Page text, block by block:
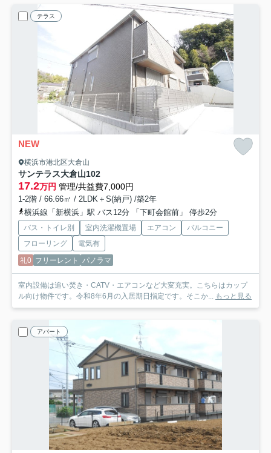
テラス
NEW
横浜市港北区大倉山
サンテラス大倉山102
17.2万円 管理/共益費7,000円
1-2階 / 66.66㎡ / 2LDK＋S(納戸) /築2年
横浜線「新横浜」駅 バス12分 「下町会館前」 停歩2分
バス・トイレ別 室内洗濯機置場 エアコン
バルコニー
フローリング
電気有
礼0 フリーレント パノラマ
室内設備は追い焚き・CATV・エアコンなど大変充実。こちらはカップ
ル向け物件です。令和8年6月の入居期日指定です。そこか... もっと見る
アパート